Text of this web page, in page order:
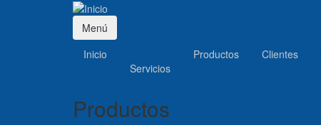
Menú
Inicio
Servicios
Productos Clientes
Productos